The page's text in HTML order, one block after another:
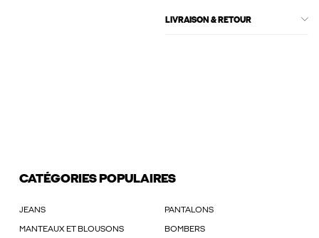
LIVRAISON & RETOUR
CATÉGORIES POPULAIRES
JEANS PANTALONS
MANTEAUX ET BLOUSONS BOMBERS